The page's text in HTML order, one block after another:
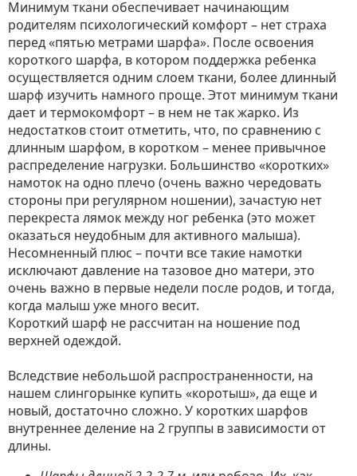
Минимум ткани обеспечивает начинающим
родителям психологический комфорт – нет страха
перед «пятью метрами шарфа». После освоения
короткого шарфа, в котором поддержка ребенка
осуществляется одним слоем ткани, более длинный
шарф изучить намного проще. Этот минимум ткани
дает и термокомфорт – в нем не так жарко. Из
недостатков стоит отметить, что, по сравнению с
длинным шарфом, в коротком – менее привычное
распределение нагрузки. Большинство «коротких»
намоток на одно плечо (очень важно чередовать
стороны при регулярном ношении), зачастую нет
перекреста лямок между ног ребенка (это может
оказаться неудобным для активного малыша).
Несомненный плюс – почти все такие намотки
исключают давление на тазовое дно матери, это
очень важно в первые недели после родов, и тогда,
когда малыш уже много весит.
Короткий шарф не рассчитан на ношение под
верхней одеждой.
Вследствие небольшой распространенности, на
нашем слингорынке купить «коротыш», да еще и
новый, достаточно сложно. У коротких шарфов
внутреннее деление на 2 группы в зависимости от
длины.